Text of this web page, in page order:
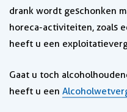
drank wordt geschonken
horeca-activiteiten, zoals
heeft u een
Gaat u toch
heeft u een